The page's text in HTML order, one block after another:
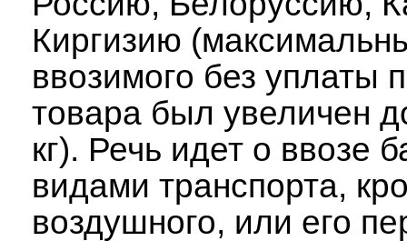
Киргизию
ввозимого без уплаты
товара был увеличен
кг). Речь идет о ввозе
видами транспорта,
воздушного, или его